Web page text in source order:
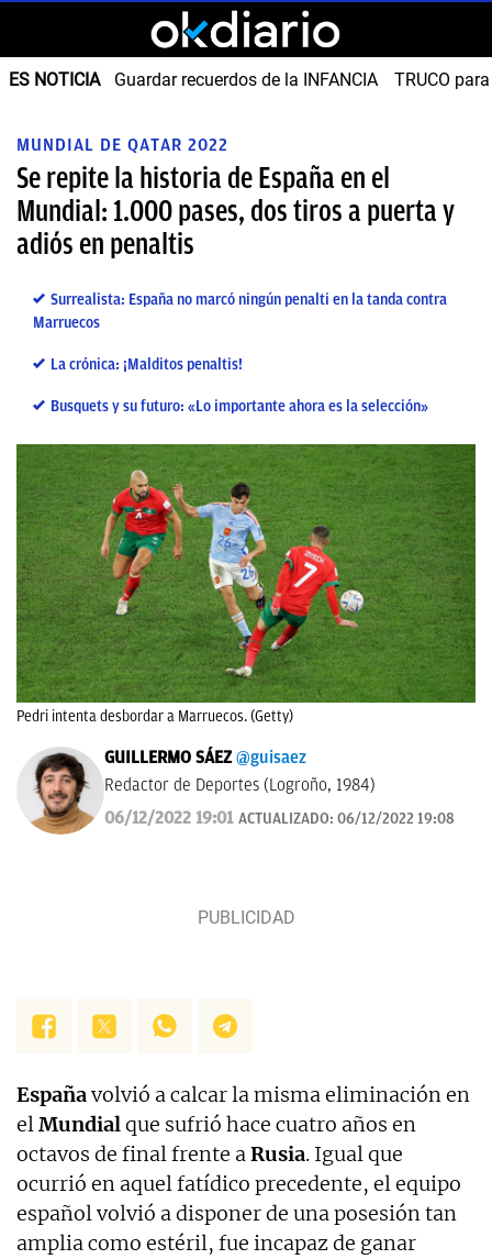
ES NOTICIA Guardar recuerdos de la INFANCIA TRUCO
MUNDIAL DE QATAR 2022
Se repite la historia de España en el
Mundial: 1.000 pases, dos tiros a puerta y
adiós en penaltis
Surrealista: España no marcó ningún penalti en la tanda contra
Marruecos
La crónica: ¡Malditos penaltis!
Busquets y su futuro: «Lo importante ahora es la selección»
Pedri intenta desbordar a Marruecos. (Getty)
GUILLERMO SÁEZ @guisaez
Redactor de Deportes (Logroño, 1984)
06/12/2022 19:01 ACTUALIZADO: 06/12/2022 19:08
Españavolvió a calcar la misma eliminación en
elMundialque sufrió hace cuatro años en
octavos de final frente aRusia. Igual que
ocurrió en aquel fatídico precedente, el equipo
español volvió a disponer de una posesión tan
amplia como estéril, fue incapaz de ganar